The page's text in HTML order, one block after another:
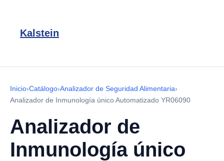
Kalstein
Inicio›Catálogo›Analizador de Seguridad Alimentaria›
Analizador de Inmunología único Automatizado YR06090
Analizador de
Inmunología único